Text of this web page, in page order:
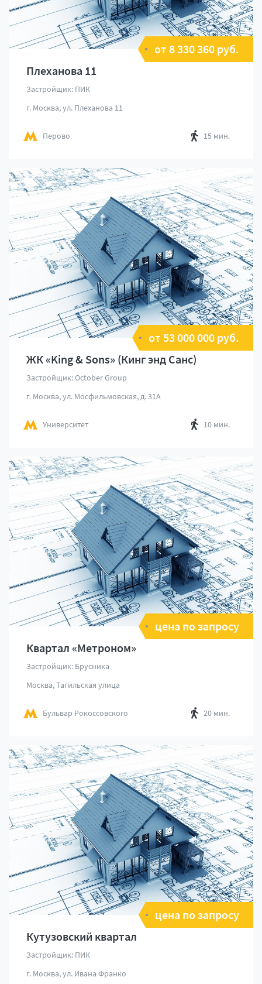
от 8 330 360 руб.
Плеханова 11
Застройщик: ПИК
г. Москва, ул. Плеханова 11
Перово 15 мин.
от 53 000 000 руб.
ЖК «King & Sons» (Кинг энд Санс)
Застройщик: October Group
г. Москва, ул. Мосфильмовская, д. 31А
Университет 10 мин.
цена по запросу
Квартал «Метроном»
Застройщик: Брусника
Москва, Тагильская улица
Бульвар Рокоссовского 20 мин.
цена по запросу
Кутузовский квартал
Застройщик: ПИК
г. Москва, ул. Ивана Франко